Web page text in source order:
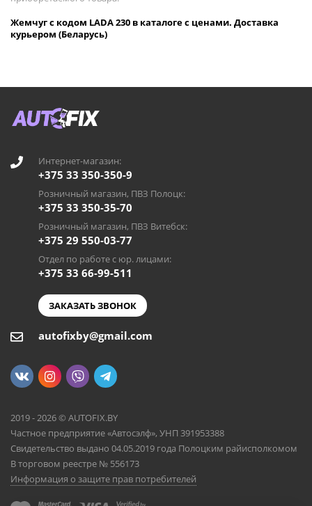
Жемчуг с кодом LADA 230 в каталоге с ценами. Доставка
курьером (Беларусь)
Интернет-магазин:
+375 33 350-350-9
Розничный магазин, ПВЗ Полоцк:
+375 33 350-35-70
Розничный магазин, ПВЗ Витебск:
+375 29 550-03-77
Отдел по работе с юр. лицами:
+375 33 66-99-511
ЗАКАЗАТЬ ЗВОНОК
autofixby@gmail.com
2019 - 2026 © AUTOFIX.BY
Частное предприятие «Автосэлф», УНП 391953388
Свидетельство выдано 04.05.2019 года Полоцким райисполкомом
В торговом реестре № 556173
Информация о защите прав потребителей